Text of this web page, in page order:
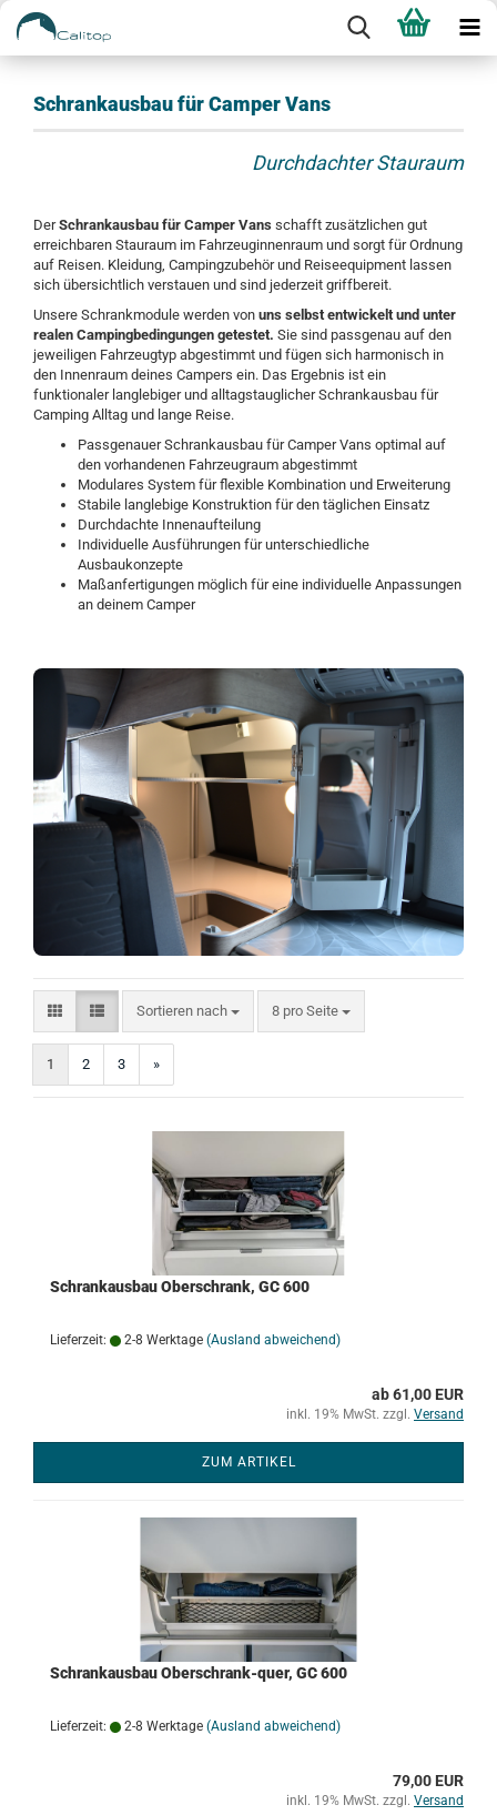
Schrankausbau für Camper Vans
Durchdachter Stauraum
DerSchrankausbau für Camper Vans schafft zusätzlichen gut
erreichbaren Stauraum im Fahrzeuginnenraum und sorgt für Ordnung
auf Reisen. Kleidung, Campingzubehör und Reiseequipment lassen
sich übersichtlich verstauen und sind jederzeit griffbereit.
Unsere Schrankmodule werden von uns selbst entwickelt und unter
realen Campingbedingungen getestet. Sie sind passgenau auf den
jeweiligen Fahrzeugtyp abgestimmt und fügen sich harmonisch in
den Innenraum deines Campers ein. Das Ergebnis ist ein
funktionaler langlebiger und alltagstauglicher Schrankausbau für
Camping Alltag und lange Reise.
Passgenauer Schrankausbau für Camper Vans optimal auf
den vorhandenen Fahrzeugraum abgestimmt
Modulares System für flexible Kombination und Erweiterung
Stabile langlebige Konstruktion für den täglichen Einsatz
Durchdachte Innenaufteilung
Individuelle Ausführungen für unterschiedliche
Ausbaukonzepte
Maßanfertigungen möglich für eine individuelle Anpassungen
an deinem Camper
Sortieren nach
Sortieren nach 8 pro Seite
pro Seite
1 2 3 »
Schrankausbau Oberschrank, GC 600
Lieferzeit: 2-8 Werktage (Ausland abweichend)
ab 61,00 EUR
inkl. 19% MwSt. zzgl. Versand
ZUM ARTIKEL
Schrankausbau Oberschrank-quer, GC 600
Lieferzeit: 2-8 Werktage (Ausland abweichend)
79,00 EUR
inkl. 19% MwSt. zzgl. Versand